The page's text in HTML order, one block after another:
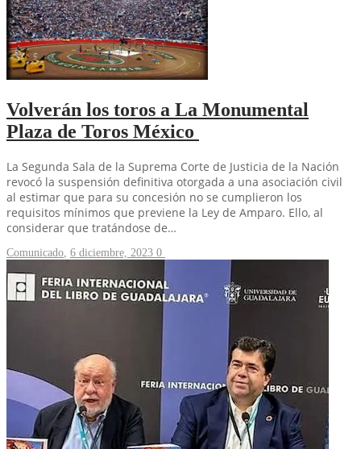
Volverán los toros a La Monumental
Plaza de Toros México
La Segunda Sala de la Suprema Corte de Justicia de la Nación
revocó la suspensión definitiva otorgada a una asociación civil
al estimar que para su concesión no se cumplieron los
requisitos mínimos que previene la Ley de Amparo. Ello, al
considerar que tratándose de…
Comunicado, 6 diciembre, 2023 0